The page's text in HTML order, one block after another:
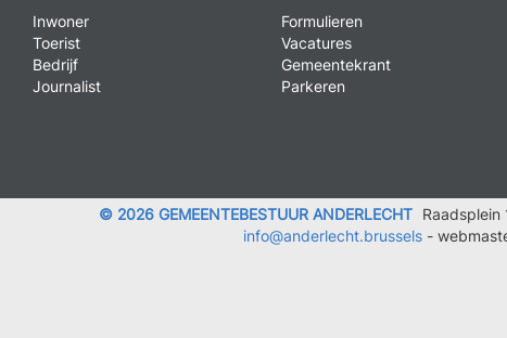
Inwoner
Toerist
Bedrijf
Journalist
Formulieren
Vacatures
Gemeentekrant
Parkeren
© 2026 GEMEENTEBESTUUR ANDERLECHT Raadsplein
info@anderlecht.brussels-